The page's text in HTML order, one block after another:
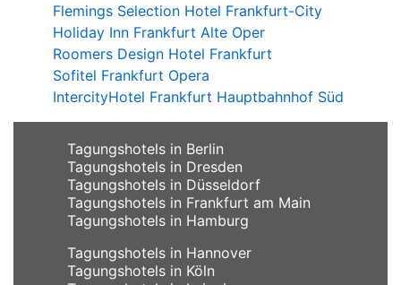
Flemings Selection Hotel Frankfurt-City
Holiday Inn Frankfurt Alte Oper
Roomers Design Hotel Frankfurt
Sofitel Frankfurt Opera
IntercityHotel Frankfurt Hauptbahnhof Süd
Tagungshotels in Berlin
Tagungshotels in Dresden
Tagungshotels in Düsseldorf
Tagungshotels in Frankfurt am Main
Tagungshotels in Hamburg
Tagungshotels in Hannover
Tagungshotels in Köln